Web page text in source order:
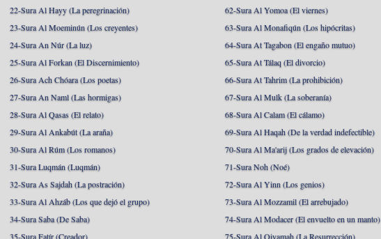
22-Sura Al Hayy (La peregrinación)
23-Sura Al Moeminún (Los creyentes)
24-Sura An Núr (La luz)
25-Sura Al Forkan (El Discernimiento)
26-Sura Ach Chóara (Los poetas)
27-Sura An Naml (Las hormigas)
28-Sura Al Qasas (El relato)
29-Sura Al Ankabút (La araña)
30-Sura Al Rúm (Los romanos)
31-Sura Luqmán (Luqmán)
32-Sura As Sajdah (La postración)
33-Sura Al Ahzáb (Los que dejó el grupo)
34-Sura Saba (De Saba)
35-Sura Fatír (Creador)
62-Sura Al Yomoa (El viernes)
63-Sura Al Monafiqún (Los hipócritas)
64-Sura At Tagabon (El engaño mutuo)
65-Sura At Tálaq (El divorcio)
66-Sura At Tahrim (La prohibición)
67-Sura Al Mulk (La soberanía)
68-Sura Al Calam (El cálamo)
69-Sura Al Haqah (De la verdad indefectible)
70-Sura Al Ma'arij (Los grados de elevación)
71-Sura Noh (Noé)
72-Sura Al Yinn (Los genios)
73-Sura Al Mozzamil (El arrebujado)
74-Sura Al Modacer (El envuelto en un manto)
75-Sura Al Qiyamah (La Resurrección)